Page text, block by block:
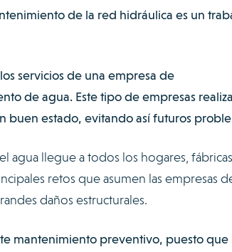
de la red hidráulica es un
servicios de una empresa de
de agua. Este tipo de empresas
buen estado, evitando así futuros
agua llegue a todos los hogares,
retos que asumen las empresas
daños estructurales.
mantenimiento preventivo, puesto que